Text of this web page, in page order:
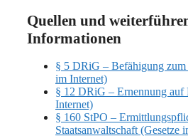
Quellen und
Informationen
§ 5 DRiG – Befähigung zum
im Internet)
§ 12 DRiG – Ernennung auf
Internet)
§ 160 StPO –
Staatsanwaltschaft (Gesetze